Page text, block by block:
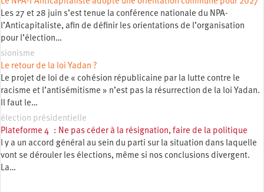
Les 27 et 28 juin s’est tenue la conférence nationale du NPA-
l’Anticapitaliste, afin de définir les orientations de l’organisation
pour l’élection…
sionisme
Le retour de la loi Yadan ?
Le projet de loi de « cohésion républicaine par la lutte contre le
racisme et l’antisémitisme » n’est pas la résurrection de la loi Yadan.
Il faut le…
élection présidentielle
Plateforme 4 : Ne pas céder à la résignation, faire de la politique
l y a un accord général au sein du parti sur la situation dans laquelle
vont se dérouler les élections, même si nos conclusions divergent.
La…